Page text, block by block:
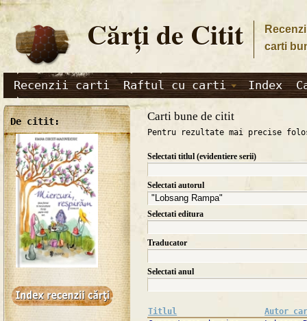
Cărţi de Citit
carti
Recenzii carti Raftul cu carti Index
De citit: Carti bune de citit
Pentru rezultate mai precise
Selectati titlul (evidentiere serii)
Selectati autorul
Selectati editura
Traducator
Selectati anul
Titlul
Autor